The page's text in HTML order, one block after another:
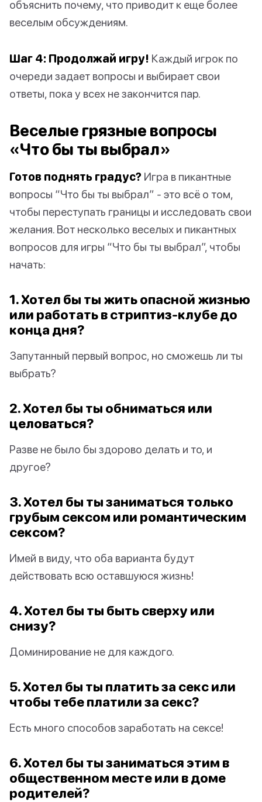
объяснить почему, что приводит к еще более
веселым обсуждениям.
Шаг 4: Продолжай игру! Каждый игрок по
очереди задает вопросы и выбирает свои
ответы, пока у всех не закончится пар.
Веселые грязные вопросы
«Что бы ты выбрал»
Готов поднять градус? Игра в пикантные
вопросы “Что бы ты выбрал” - это всё о том,
чтобы переступать границы и исследовать свои
желания. Вот несколько веселых и пикантных
вопросов для игры “Что бы ты выбрал”, чтобы
начать:
1. Хотел бы ты жить опасной жизнью
или работать в стриптиз-клубе до
конца дня?
Запутанный первый вопрос, но сможешь ли ты
выбрать?
2. Хотел бы ты обниматься или
целоваться?
Разве не было бы здорово делать и то, и
другое?
3. Хотел бы ты заниматься только
грубым сексом или романтическим
сексом?
Имей в виду, что оба варианта будут
действовать всю оставшуюся жизнь!
4. Хотел бы ты быть сверху или
снизу?
Доминирование не для каждого.
5. Хотел бы ты платить за секс или
чтобы тебе платили за секс?
Есть много способов заработать на сексе!
6. Хотел бы ты заниматься этим в
общественном месте или в доме
родителей?